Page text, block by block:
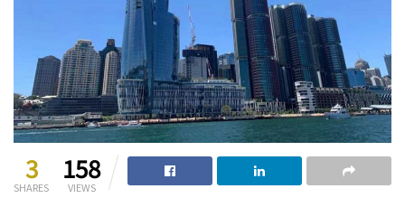
3
SHARES
158
VIEWS